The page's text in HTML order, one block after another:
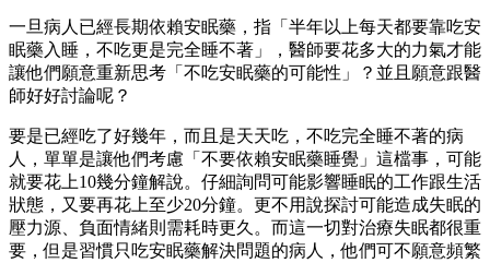
一旦病人已經長期依賴安眠藥，指「半年以上每天都要靠吃安
眠藥入睡，不吃更是完全睡不著」，醫師要花多大的力氣才能
讓他們願意重新思考「不吃安眠藥的可能性」？並且願意跟醫
師好好討論呢？
要是已經吃了好幾年，而且是天天吃，不吃完全睡不著的病
人，單單是讓他們考慮「不要依賴安眠藥睡覺」這檔事，可能
就要花上10幾分鐘解說。仔細詢問可能影響睡眠的工作跟生活
狀態，又要再花上至少20分鐘。更不用說探討可能造成失眠的
壓力源、負面情緒則需耗時更久。而這一切對治療失眠都很重
要，但是習慣只吃安眠藥解決問題的病人，他們可不願意頻繁